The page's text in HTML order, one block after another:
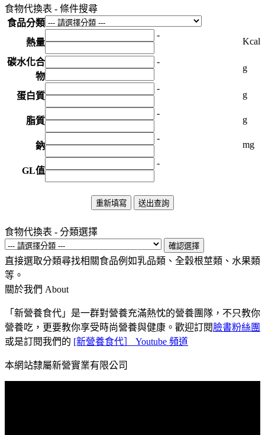
食物代換表 - 條件搜尋
食品分類
熱量
-
Kcal
碳水化合
物
-
g
蛋白質
-
g
脂質
-
g
鈉
-
mg
GL值
-
食物代換表 - 分類選擇
直接選取分類尋找相關食品例如乳品類、全穀根莖類、水果類
等。
關於我們 About
「新營養食代」是一群對營養充滿熱忱的營養團隊，不只教你
營養吃，更要教你享受時尚營養與健康。歡迎訂閱臉書粉絲團
或是訂閱我們的 [新營養食代］ Youtube 頻道
本網站隸屬新營實業有限公司